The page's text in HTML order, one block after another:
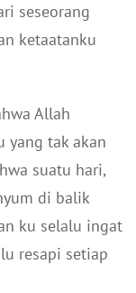
seseorang
ketaatanku
Allah
yang tak akan
suatu hari,
di balik
ku selalu ingat
resapi setiap